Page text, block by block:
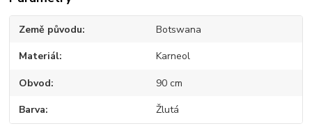
Země původu Botswana
Materiál Karneol
Obvod 90 cm
Barva Žlutá